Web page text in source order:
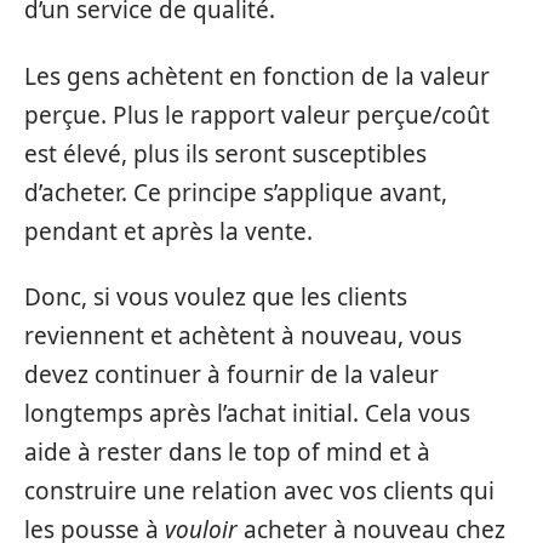
d’un service de qualité.
Les gens achètent en fonction de la valeur
perçue. Plus le rapport valeur perçue/coût
est élevé, plus ils seront susceptibles
d’acheter. Ce principe s’applique avant,
pendant et après la vente.
Donc, si vous voulez que les clients
reviennent et achètent à nouveau, vous
devez continuer à fournir de la valeur
longtemps après l’achat initial. Cela vous
aide à rester dans le top of mind et à
construire une relation avec vos clients qui
les pousse à vouloir acheter à nouveau chez